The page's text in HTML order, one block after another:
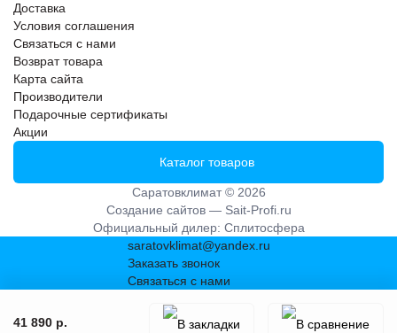
41 890 р.
Доставка
Условия соглашения
Связаться с нами
Возврат товара
Карта сайта
Производители
Подарочные сертификаты
Акции
Каталог товаров
Саратовклимат © 2026
Создание сайтов — Sait-Profi.ru
Официальный дилер: Сплитосфера
saratovklimat@yandex.ru
Заказать звонок
Связаться с нами